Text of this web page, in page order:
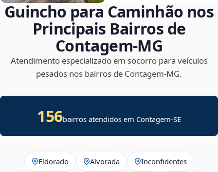
Guincho para Caminhão nos
Principais Bairros de
Contagem‑MG
Atendimento especializado em socorro para veículos
pesados nos bairros de Contagem‑MG.
156bairros atendidos em Contagem-SE
Eldorado Alvorada Inconfidentes